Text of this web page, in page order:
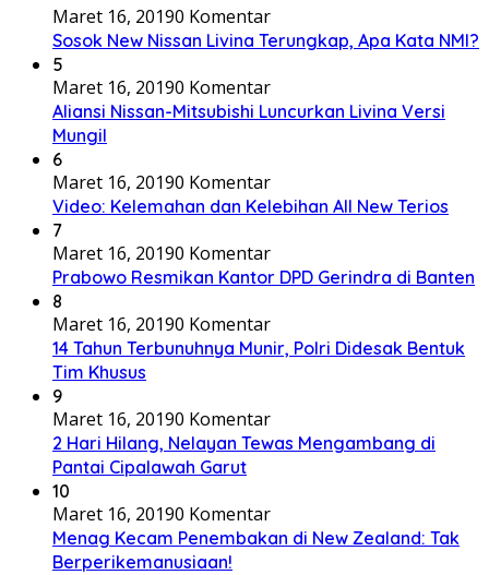
Maret 16, 20190 Komentar
Sosok New Nissan Livina Terungkap, Apa Kata NMI?
5
Maret 16, 20190 Komentar
Aliansi Nissan-Mitsubishi Luncurkan Livina Versi
Mungil
6
Maret 16, 20190 Komentar
Video: Kelemahan dan Kelebihan All New Terios
7
Maret 16, 20190 Komentar
Prabowo Resmikan Kantor DPD Gerindra di Banten
8
Maret 16, 20190 Komentar
14 Tahun Terbunuhnya Munir, Polri Didesak Bentuk
Tim Khusus
9
Maret 16, 20190 Komentar
2 Hari Hilang, Nelayan Tewas Mengambang di
Pantai Cipalawah Garut
10
Maret 16, 20190 Komentar
Menag Kecam Penembakan di New Zealand: Tak
Berperikemanusiaan!